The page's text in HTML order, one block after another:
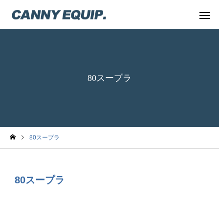
80スープラ
80スープラ
80スープラ